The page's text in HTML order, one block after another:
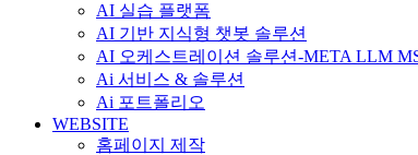
AI 실습 플랫폼
AI 기반 지식형 챗봇 솔루션
AI 오케스트레이션 솔루션-META LLM
Ai 서비스 & 솔루션
Ai 포트폴리오
WEBSITE
홈페이지 제작